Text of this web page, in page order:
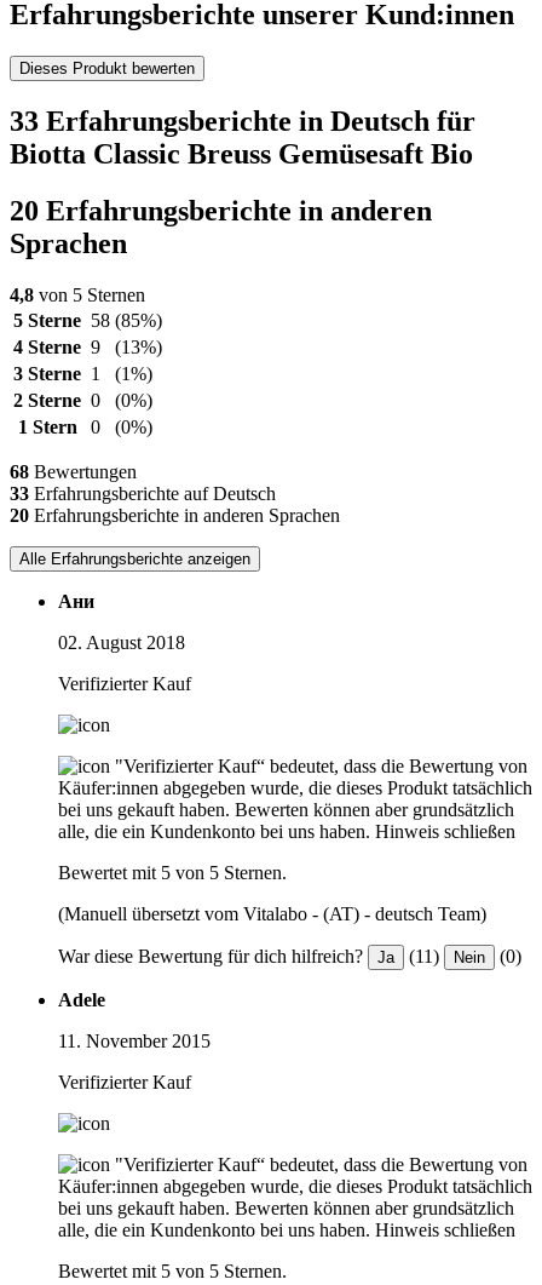
Erfahrungsberichte unserer Kund:innen
Dieses Produkt bewerten
33 Erfahrungsberichte in Deutsch für
Biotta Classic Breuss Gemüsesaft Bio
20 Erfahrungsberichte in anderen
Sprachen
4,8 von 5 Sternen
5 Sterne 58 (85%)
4 Sterne 9
(13%)
3 Sterne 1
(1%)
2 Sterne 0
(0%)
1 Stern
0 (0%)
68 Bewertungen
33 Erfahrungsberichte auf Deutsch
20 Erfahrungsberichte in anderen Sprachen
Alle Erfahrungsberichte anzeigen
Ани
02. August 2018
Verifizierter Kauf
"Verifizierter Kauf“ bedeutet, dass die Bewertung von
Käufer:innen abgegeben wurde, die dieses Produkt tatsächlich
bei uns gekauft haben. Bewerten können aber grundsätzlich
alle, die ein Kundenkonto bei uns haben. Hinweis schließen
Bewertet mit 5 von 5 Sternen.
(Manuell übersetzt vom Vitalabo - (AT) - deutsch Team)
War diese Bewertung für dich hilfreich? Ja (11) Nein (0)
Adele
11. November 2015
Verifizierter Kauf
"Verifizierter Kauf“ bedeutet, dass die Bewertung von
Käufer:innen abgegeben wurde, die dieses Produkt tatsächlich
bei uns gekauft haben. Bewerten können aber grundsätzlich
alle, die ein Kundenkonto bei uns haben. Hinweis schließen
Bewertet mit 5 von 5 Sternen.